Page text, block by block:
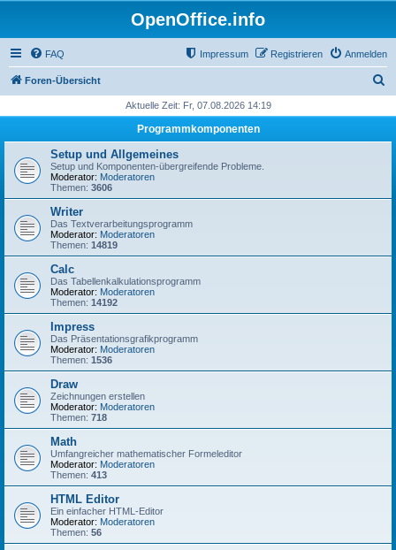
OpenOffice.info
FAQ Anmelden
Registrieren
Impressum
Foren-Übersicht
h
Aktuelle Zeit: Fr, 07.08.2026 14:19
Programmkomponenten
Setup und Allgemeines
Setup und Komponenten-übergreifende Probleme.
Moderator: Moderatoren
Themen: 3606
Writer
Das Textverarbeitungsprogramm
Moderator: Moderatoren
Themen: 14819
Calc
Das Tabellenkalkulationsprogramm
Moderator: Moderatoren
Themen: 14192
Impress
Das Präsentationsgrafikprogramm
Moderator: Moderatoren
Themen: 1536
Draw
Zeichnungen erstellen
Moderator: Moderatoren
Themen: 718
Math
Umfangreicher mathematischer Formeleditor
Moderator: Moderatoren
Themen: 413
HTML Editor
Ein einfacher HTML-Editor
Moderator: Moderatoren
Themen: 56